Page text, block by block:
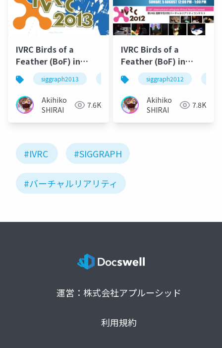
IVRC Birds of a
Feather (BoF) in
SIGRAPH2013
siggraph2013
Akihiko
SHIRAI
7.6K
IVRC Birds of a
Feather (BoF) in
SIGRAPH2012
siggraph2012
Akihiko
SHIRAI
7.8K
#IVRC #SIGGRAPH
#バーチャルリアリティ
運営：株式会社アプルーシッド
利用規約